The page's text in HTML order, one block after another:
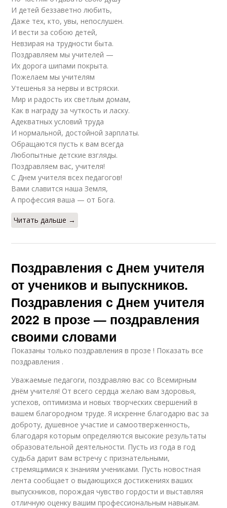
И детей беззаветно любить,
Даже тех, кто, увы, непослушен.
И вести за собою детей,
Невзирая на трудности быта.
Поздравляем мы учителей —
Их дорога шипами покрыта.
Пожелаем мы учителям
Утешенья за нервы и встряски.
Мир и радость их светлым домам,
Как в награду за чуткость и ласку.
Адекватных условий труда
И нормальной, достойной зарплаты.
Обращаются пусть к вам всегда
Любопытные детские взгляды.
Поздравляем вас, учителя!
С Днем учителя всех педагогов!
Вами славится наша Земля,
А профессия ваша — от Бога.
Читать дальше →
Поздравления с Днем учителя
от учеников и выпускников.
Поздравления с Днем учителя
2022 в прозе — поздравления
своими словами
Показаны только поздравления в прозе ! Показать все
поздравления .
Уважаемые педагоги, поздравляю вас со Всемирным
днём учителя! От всего сердца желаю вам здоровья,
успехов, оптимизма и новых творческих свершений в
вашем благородном труде. Я искренне благодарю вас за
доброту, душевное участие и самоотверженность,
благодаря которым определяются высокие результаты
образовательной деятельности. Пусть из года в год
судьба дарит вам встречу с признательными,
стремящимися к знаниям учениками. Пусть новостная
лента сообщает о выдающихся достижениях ваших
выпускников, порождая чувство гордости и выставляя
отличную оценку вашим профессиональным навыкам.